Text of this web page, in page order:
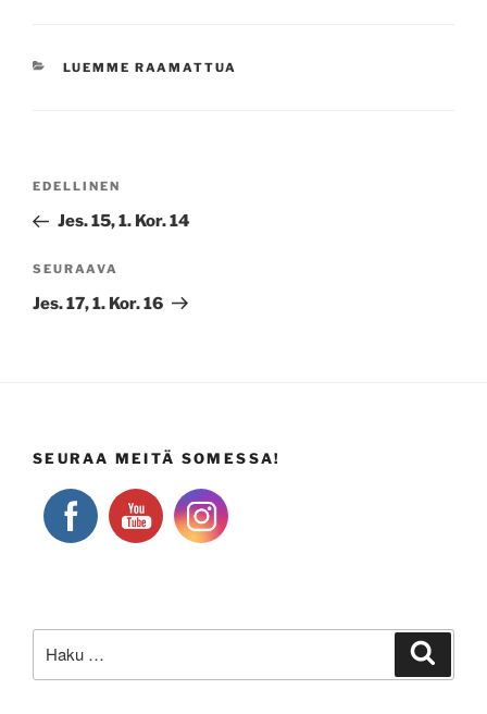
KATEGORIAT
LUEMME RAAMATTUA
Edellinen
artikkeli
EDELLINEN
Jes. 15, 1. Kor. 14
Seuraava
artikkeli
SEURAAVA
Jes. 17, 1. Kor. 16
SEURAA MEITÄ SOMESSA!